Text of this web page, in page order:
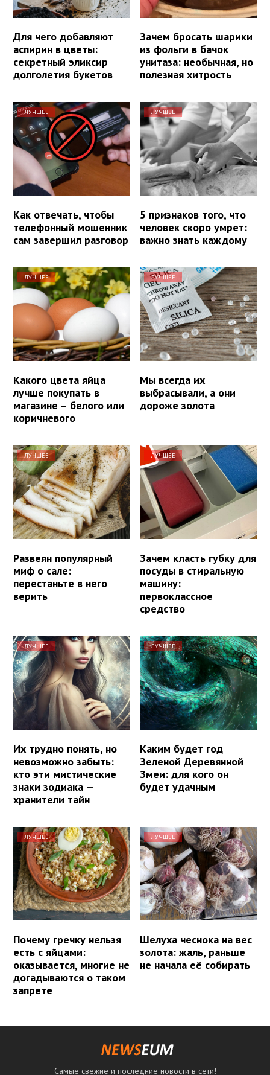
Для чего добавляют
аспирин в цветы:
секретный эликсир
долголетия букетов
Зачем бросать шарики
из фольги в бачок
унитаза: необычная, но
полезная хитрость
ЛУЧШЕЕ
Как отвечать, чтобы
телефонный мошенник
сам завершил разговор
ЛУЧШЕЕ
5 признаков того, что
человек скоро умрет:
важно знать каждому
ЛУЧШЕЕ
Какого цвета яйца
лучше покупать в
магазине – белого или
коричневого
ЛУЧШЕЕ
Мы всегда их
выбрасывали, а они
дороже золота
ЛУЧШЕЕ
Развеян популярный
миф о сале:
перестаньте в него
верить
ЛУЧШЕЕ
Зачем класть губку для
посуды в стиральную
машину:
первоклассное
средство
ЛУЧШЕЕ
Их трудно понять, но
невозможно забыть:
кто эти мистические
знаки зодиака —
хранители тайн
ЛУЧШЕЕ
Каким будет год
Зеленой Деревянной
Змеи: для кого он
будет удачным
ЛУЧШЕЕ
Почему гречку нельзя
есть с яйцами:
оказывается, многие не
догадываются о таком
запрете
ЛУЧШЕЕ
Шелуха чеснока на вес
золота: жаль, раньше
не начала её собирать
Самые свежие и последние новости в сети!